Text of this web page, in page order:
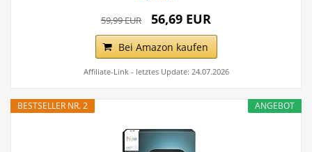
59,99 EUR 56,69 EUR
Bei Amazon kaufen
Affiliate-Link - letztes Update: 24.07.2026
ANGEBOT
BESTSELLER NR. 2